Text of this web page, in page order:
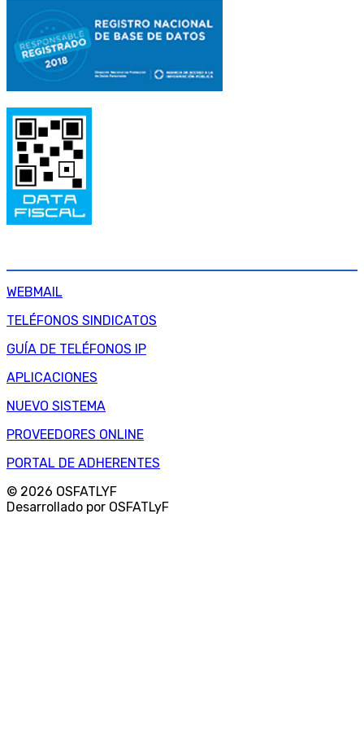
WEBMAIL
TELÉFONOS SINDICATOS
GUÍA DE TELÉFONOS IP
APLICACIONES
NUEVO SISTEMA
PROVEEDORES ONLINE
PORTAL DE ADHERENTES
© 2026 OSFATLYF
Desarrollado por OSFATLyF